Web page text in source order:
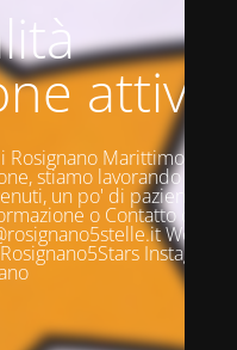
attiva
Marittimo è
stiamo lavorando per
un po' di pazienza e
o Contatto questi
Web:
Instagram: